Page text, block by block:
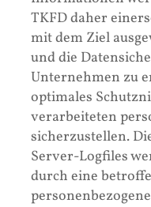
TKFD daher
mit dem Ziel
und die
Unternehmen zu
optimales
verarbeiteten
sicherzustellen.
Server-Logfiles
durch eine